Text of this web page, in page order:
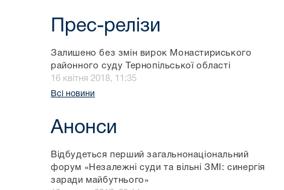
Прес-релізи
Залишено без змін вирок Монастириського
районного суду Тернопільської області
16 квітня 2018, 11:35
Всі новини
Анонси
Відбудеться перший загальнонаціональний
форум «Незалежні суди та вільні ЗМІ: синергія
заради майбутнього»